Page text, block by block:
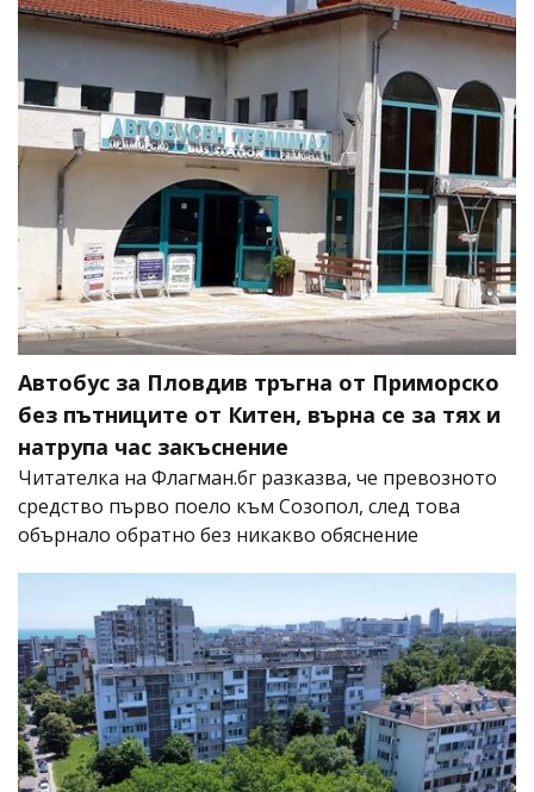
Автобус за Пловдив тръгна от Приморско
без пътниците от Китен, върна се за тях и
натрупа час закъснение
Читателка на Флагман.бг разказва, че превозното
средство първо поело към Созопол, след това
обърнало обратно без никакво обяснение